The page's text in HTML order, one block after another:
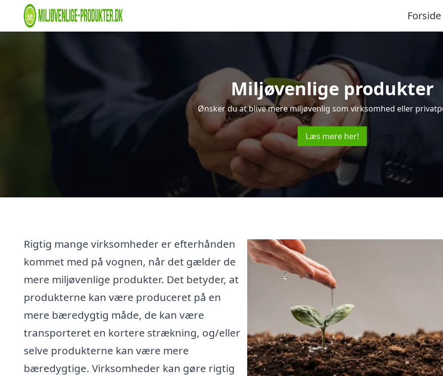
Forside
Miljøvenlige produkter
Ønsker du at blive mere miljøvenlig som virksomhed eller
Læs mere her!
Rigtig mange virksomheder er efterhånden
kommet med på vognen, når det gælder de
mere miljøvenlige produkter. Det betyder, at
produkterne kan være produceret på en
mere bæredygtig måde, de kan være
transporteret en kortere strækning, og/eller
selve produkterne kan være mere
bæredygtige. Virksomheder kan gøre rigtig